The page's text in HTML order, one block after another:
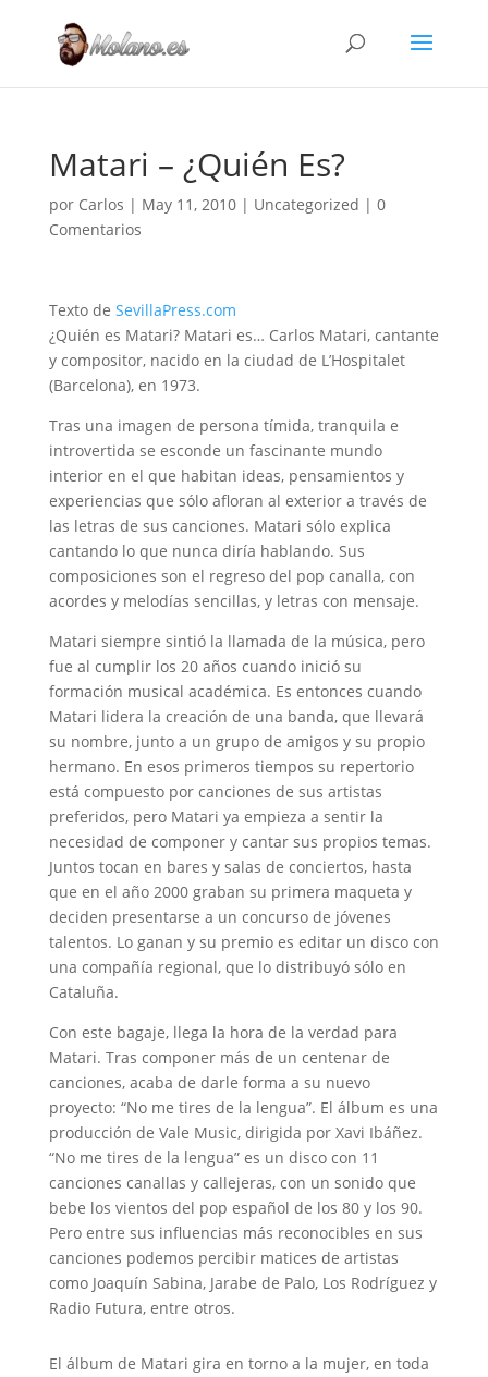
Matari – ¿Quién Es?
por Carlos | May 11, 2010| Uncategorized | 0
Comentarios
Texto de SevillaPress.com
¿Quién es Matari? Matari es… Carlos Matari, cantante
y compositor, nacido en la ciudad de L’Hospitalet
(Barcelona), en 1973.
Tras una imagen de persona tímida, tranquila e
introvertida se esconde un fascinante mundo
interior en el que habitan ideas, pensamientos y
experiencias que sólo afloran al exterior a través de
las letras de sus canciones. Matari sólo explica
cantando lo que nunca diría hablando. Sus
composiciones son el regreso del pop canalla, con
acordes y melodías sencillas, y letras con mensaje.
Matari siempre sintió la llamada de la música, pero
fue al cumplir los 20 años cuando inició su
formación musical académica. Es entonces cuando
Matari lidera la creación de una banda, que llevará
su nombre, junto a un grupo de amigos y su propio
hermano. En esos primeros tiempos su repertorio
está compuesto por canciones de sus artistas
preferidos, pero Matari ya empieza a sentir la
necesidad de componer y cantar sus propios temas.
Juntos tocan en bares y salas de conciertos, hasta
que en el año 2000 graban su primera maqueta y
deciden presentarse a un concurso de jóvenes
talentos. Lo ganan y su premio es editar un disco con
una compañía regional, que lo distribuyó sólo en
Cataluña.
Con este bagaje, llega la hora de la verdad para
Matari. Tras componer más de un centenar de
canciones, acaba de darle forma a su nuevo
proyecto: “No me tires de la lengua”. El álbum es una
producción de Vale Music, dirigida por Xavi Ibáñez.
“No me tires de la lengua” es un disco con 11
canciones canallas y callejeras, con un sonido que
bebe los vientos del pop español de los 80 y los 90.
Pero entre sus influencias más reconocibles en sus
canciones podemos percibir matices de artistas
como Joaquín Sabina, Jarabe de Palo, Los Rodríguez y
Radio Futura, entre otros.
El álbum de Matari gira en torno a la mujer, en toda